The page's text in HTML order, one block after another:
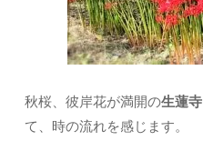
秋桜、彼岸花が満開の生蓮寺
て、時の流れを感じます。